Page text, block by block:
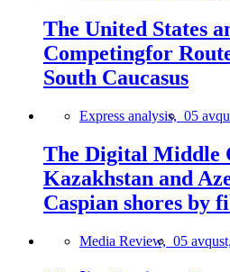
The United States
Competingfor
South Caucasus
Express analysis, 05
The Digital Middle
Kazakhstan and
Caspian shores by
Media Review, 05